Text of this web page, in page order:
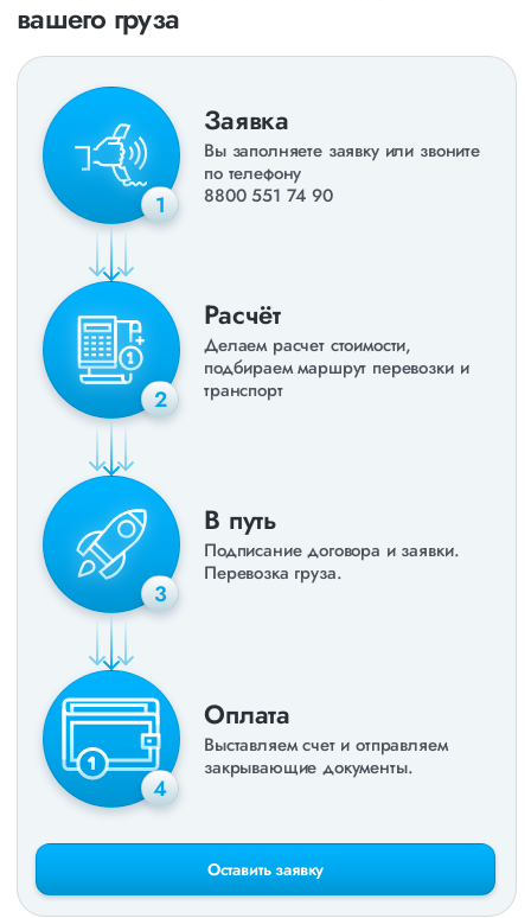
вашего груза
1
Заявка
Вы заполняете заявку или звоните
по телефону
8800 551 74 90
2
Расчёт
Делаем расчет стоимости,
подбираем маршрут перевозки и
транспорт
3
В путь
Подписание договора и заявки.
Перевозка груза.
4
Оплата
Выставляем счет и отправляем
закрывающие документы.
Оставить заявку